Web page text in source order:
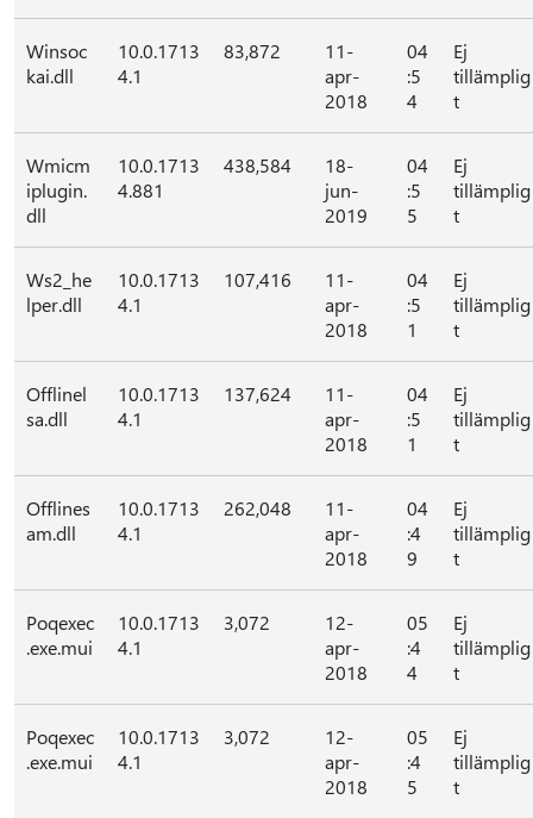
Winsoc
kai.dll
10.0.1713
4.1
83,872
11-
apr-
2018
04
:5
4
Ej
tillämplig
t
Wmicm
iplugin.
dll
10.0.1713
4.881
438,584
18-
jun-
2019
04
:5
5
Ej
tillämplig
t
Ws2_he
lper.dll
10.0.1713
4.1
107,416
11-
apr-
2018
04
:5
1
Ej
tillämplig
t
Offlinel
sa.dll
10.0.1713
4.1
137,624
11-
apr-
2018
04
:5
1
Ej
tillämplig
t
Offlines
am.dll
10.0.1713
4.1
262,048
11-
apr-
2018
04
:4
9
Ej
tillämplig
t
Poqexec
.exe.mui
10.0.1713
4.1
3,072
12-
apr-
2018
05
:4
4
Ej
tillämplig
t
Poqexec
.exe.mui
10.0.1713
4.1
3,072
12-
apr-
2018
05
:4
5
Ej
tillämplig
t